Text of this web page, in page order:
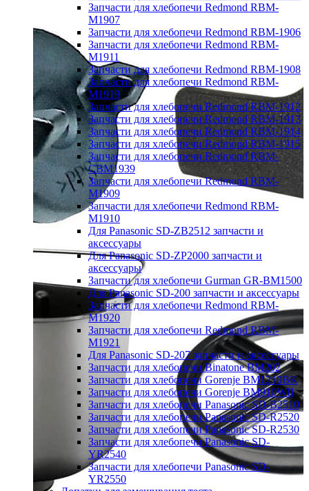
Запчасти для хлебопечи Redmond RBM-
M1907
Запчасти для хлебопечи Redmond RBM-1906
Запчасти для хлебопечи Redmond RBM-
M1911
Запчасти для хлебопечи Redmond RBM-1908
Запчасти для хлебопечи Redmond RBM-
M1919
Запчасти для хлебопечи Redmond RBM-1912
Запчасти для хлебопечи Redmond RBM-1913
Запчасти для хлебопечи Redmond RBM-1914
Запчасти для хлебопечи Redmond RBM-1915
Запчасти для хлебопечи Redmond RBM-
CBM1939
Запчасти для хлебопечи Redmond RBM-
M1909
Запчасти для хлебопечи Redmond RBM-
M1910
Для Panasonic SD-ZB2512 запчасти и
аксессуары
Для Panasonic SD-ZP2000 запчасти и
аксессуары
Запчасти для хлебопечи Gurman GR-BM1500
Для Panasonic SD-200 запчасти и аксессуары
Запчасти для хлебопечи Redmond RBM-
M1920
Запчасти для хлебопечи Redmond RBM-
M1921
Для Panasonic SD-207 запчасти и аксессуары
Запчасти для хлебопечи Binatone BM202
Запчасти для хлебопечи Gorenje BM1210BK
Запчасти для хлебопечи Gorenje BM910WII
Запчасти для хлебопечи Panasonic SD-B2510
Запчасти для хлебопечи Panasonic SD-R2520
Запчасти для хлебопечи Panasonic SD-R2530
Запчасти для хлебопечи Panasonic SD-
YR2540
Запчасти для хлебопечи Panasonic SD-
YR2550